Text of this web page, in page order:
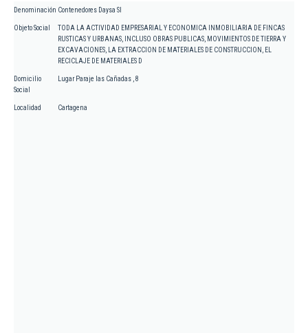
Denominación Contenedores Daysa Sl
Objeto Social
TODA LA ACTIVIDAD EMPRESARIAL Y ECONOMICA INMOBILIARIA DE FINCAS
RUSTICAS Y URBANAS, INCLUSO OBRAS PUBLICAS, MOVIMIENTOS DE TIERRA Y
EXCAVACIONES, LA EXTRACCION DE MATERIALES DE CONSTRUCCION, EL
RECICLAJE DE MATERIALES D
Domicilio
Social
Lugar Paraje las Cañadas , 8
Localidad Cartagena